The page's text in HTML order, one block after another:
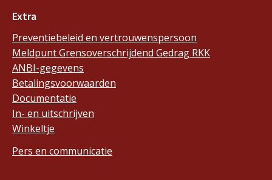
Extra
Preventiebeleid en vertrouwenspersoon
Meldpunt Grensoverschrijdend Gedrag RKK
ANBI-gegevens
Betalingsvoorwaarden
Documentatie
In- en uitschrijven
Winkeltje
Pers en communicatie